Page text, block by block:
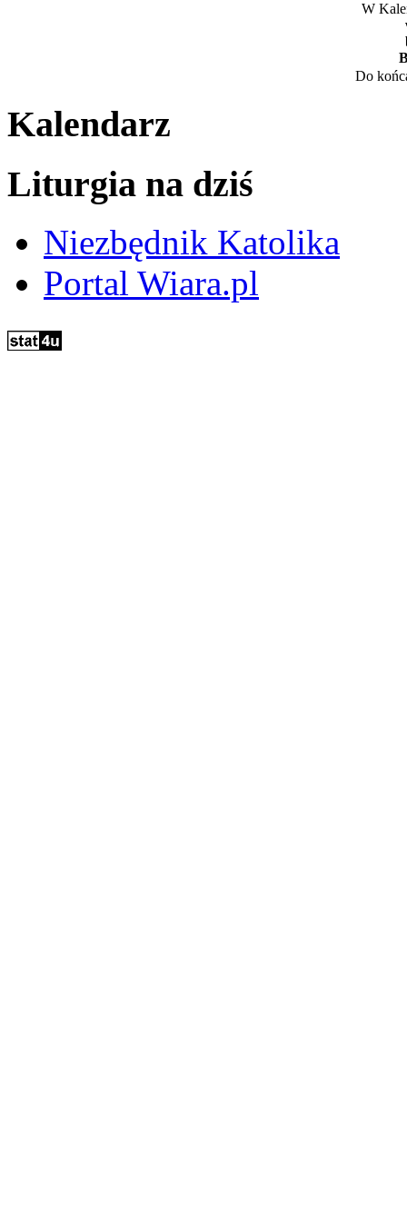
W
Do
Kalendarz
Liturgia na dziś
Niezbędnik Katolika
Portal Wiara.pl